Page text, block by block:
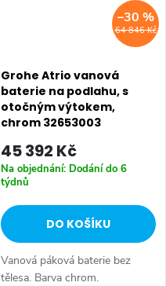
64 846 Kč
–30 %
Grohe Atrio vanová
baterie na podlahu, s
otočným výtokem,
chrom 32653003
45 392 Kč
Na objednání: Dodání do 6
týdnů
DO KOŠÍKU
Vanová páková baterie bez
tělesa. Barva chrom.